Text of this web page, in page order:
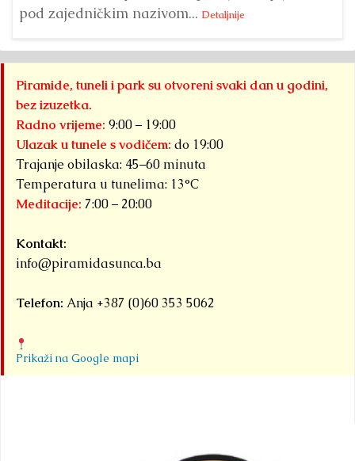
pod zajedničkim nazivom... Detaljnije
Piramide, tuneli i park su otvoreni svaki dan u godini,
bez izuzetka.
Radno vrijeme: 9:00 – 19:00
Ulazak u tunele s vodičem: do 19:00
Trajanje obilaska: 45–60 minuta
Temperatura u tunelima: 13°C
Meditacije: 7:00 – 20:00
Kontakt:
info@piramidasunca.ba
Telefon: Anja +387 (0)60 353 5062
Prikaži na Google mapi